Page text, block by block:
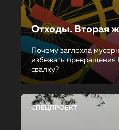
Отходы. Вторая
Почему заглохла
избежать превращения
свалку?
СПЕЦПРОЕКТ